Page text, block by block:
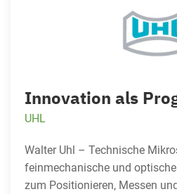
Innovation als
UHL
Walter Uhl – Technische
feinmechanische und
zum Positionieren, Messen